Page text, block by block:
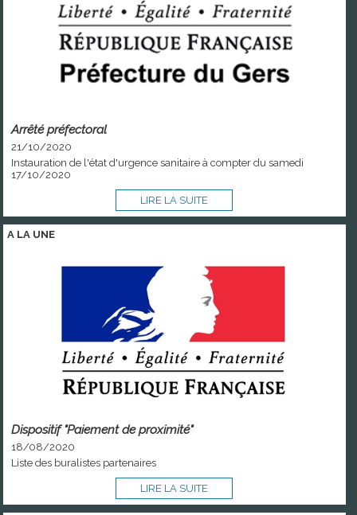
Arrêté préfectoral
21/10/2020
Instauration de l'état d'urgence sanitaire à compter du samedi
17/10/2020
LIRE LA SUITE
A LA UNE
Dispositif "Paiement de proximité"
18/08/2020
Liste des buralistes partenaires
LIRE LA SUITE